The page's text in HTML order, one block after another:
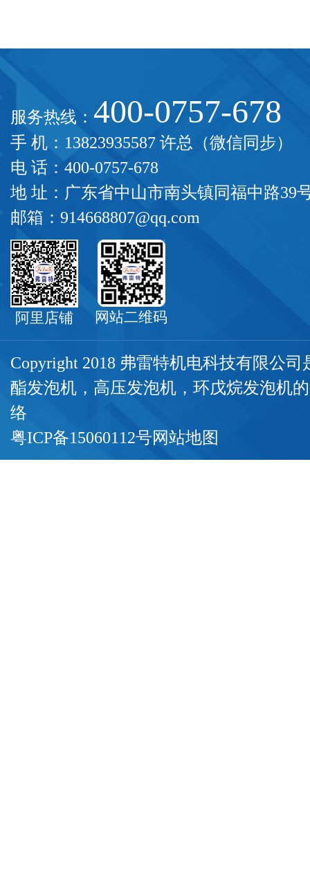
服务热线： 400-0757-678
手 机：13823935587 许总（微信同步）
电 话：400-0757-678
地 址：广东省中山市南头镇同福中路39
邮箱：914668807@qq.com
阿里店铺 网站二维码
Copyright 2018 弗雷特机电科技有限公司
酯发泡机 ， 高压发泡机 ，环戊烷发泡机
络
粤ICP备15060112号网站地图